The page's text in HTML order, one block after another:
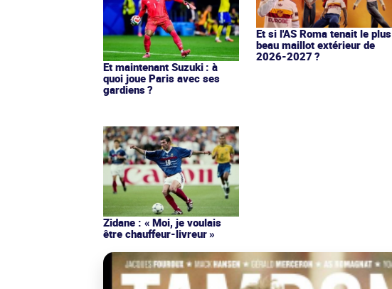
Et maintenant Suzuki : à
quoi joue Paris avec ses
gardiens ?
Et si l'AS Roma tenait le plus
beau maillot extérieur de
2026-2027 ?
Zidane : « Moi, je voulais
être chauffeur-livreur »